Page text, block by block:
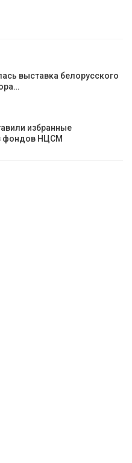
выставка белорусского
избранные
фондов НЦСМ